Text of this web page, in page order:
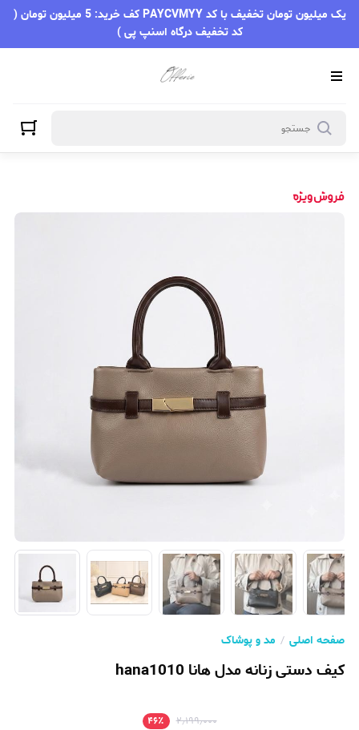
یک میلیون تومان تخفیف با کد PAYCVMYY کف خرید: 5 میلیون تومان (
کد تخفیف درگاه اسنپ پی )
صفحه اصلی مد و پوشاک
کیف دستی زنانه مدل هانا hana1010
۲٫۱۹۹٫۰۰۰ ۴۶٪